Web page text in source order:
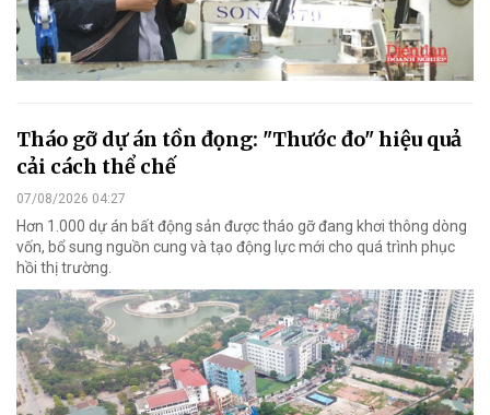
Tháo gỡ dự án tồn đọng: "Thước đo" hiệu quả
cải cách thể chế
07/08/2026 04:27
Hơn 1.000 dự án bất động sản được tháo gỡ đang khơi thông dòng
vốn, bổ sung nguồn cung và tạo động lực mới cho quá trình phục
hồi thị trường.